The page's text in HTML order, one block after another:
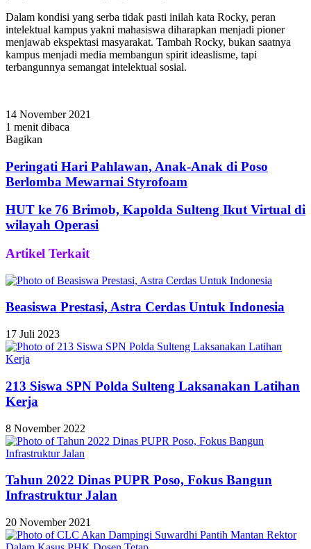
Dalam kondisi yang serba tidak pasti inilah kata Rocky, peran
intelektual kampus yakni mahasiswa diharapkan menjadi pioner
menjawab ekspektasi masyarakat. Tambah Rocky, bukan saatnya
kampus menjadi media membangun spirit ideaslisme, tapi
terbangunnya semangat intelektual sosial.
14 November 2021
1 menit dibaca
Bagikan
via
Email
Peringati Hari Pahlawan, Anak-Anak di Poso
Berlomba Mewarnai Styrofoam
HUT ke 76 Brimob, Kapolda Sulteng Ikut Virtual di
wilayah Operasi
Artikel Terkait
Beasiswa Prestasi, Astra Cerdas Untuk Indonesia
17 Juli 2023
213 Siswa SPN Polda Sulteng Laksanakan Latihan
Kerja
8 November 2022
Tahun 2022 Dinas PUPR Poso, Fokus Bangun
Infrastruktur Jalan
20 November 2021